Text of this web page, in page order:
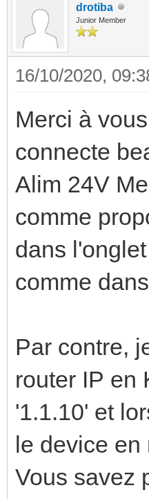
drotiba
Junior Member
16/10/2020,
Merci à
connecte
Alim 24V
comme
dans
comme
Par contre,
router IP en
'1.1.10' et
le device en
Vous savez